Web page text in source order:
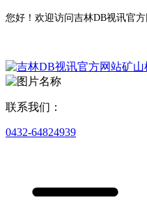
您好！欢迎访问吉林DB视讯官
联系我们：
0432-64824939